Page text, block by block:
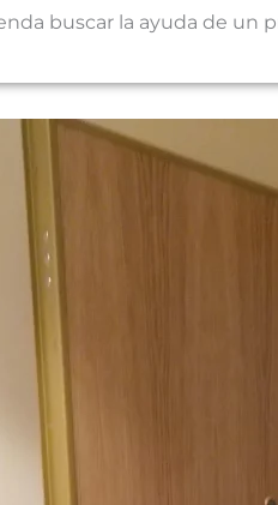
buscar la ayuda de un